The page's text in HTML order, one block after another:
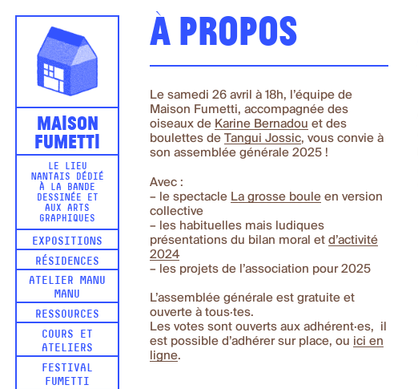
Maison
Fumetti
LE LIEU
NANTAIS DÉDIÉ
À LA BANDE
DESSINÉE ET
AUX ARTS
GRAPHIQUES
EXPOSITIONS
RÉSIDENCES
ATELIER MANU
MANU
RESSOURCES
COURS ET
ATELIERS
FESTIVAL
FUMETTI
À propos
Le samedi 26 avril à 18h, l’équipe de
Maison Fumetti, accompagnée des
oiseaux de Karine Bernadou et des
boulettes deTangui Jossic, vous convie à
son assemblée générale 2025 !
Avec :
– le spectacle La grosse boule en version
collective
– les habituelles mais ludiques
présentations du bilan moral etd’activité
2024
– les projets de l’association pour 2025
L’assemblée générale est gratuite et
ouverte à tous·tes.
Les votes sont ouverts aux adhérent·es, il
est possible d’adhérer sur place, ou ici en
ligne.